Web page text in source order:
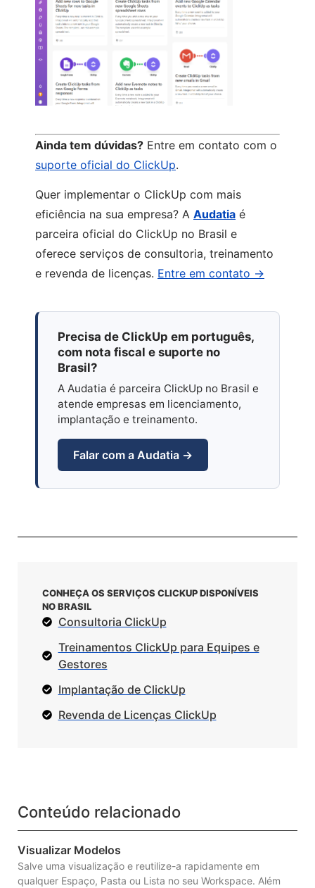
Ainda tem dúvidas? Entre em contato com o
suporte oficial do ClickUp.
Quer implementar o ClickUp com mais
eficiência na sua empresa? A Audatia é
parceira oficial do ClickUp no Brasil e
oferece serviços de consultoria, treinamento
e revenda de licenças. Entre em contato →
Precisa de ClickUp em português,
com nota fiscal e suporte no
Brasil?
A Audatia é parceira ClickUp no Brasil e
atende empresas em licenciamento,
implantação e treinamento.
Falar com a Audatia →
CONHEÇA OS SERVIÇOS CLICKUP DISPONÍVEIS
NO BRASIL
Consultoria ClickUp
Treinamentos ClickUp para Equipes e
Gestores
Implantação de ClickUp
Revenda de Licenças ClickUp
Conteúdo relacionado
Visualizar Modelos
Salve uma visualização e reutilize-a rapidamente em
qualquer Espaço, Pasta ou Lista no seu Workspace. Além